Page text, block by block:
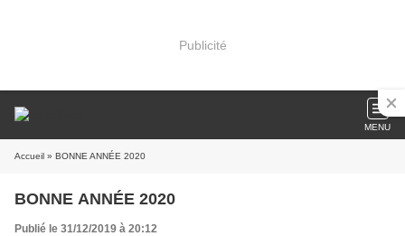
Publicité
MENU
Accueil » BONNE ANNÉE 2020
BONNE ANNÉE 2020
Publié le 31/12/2019 à 20:12